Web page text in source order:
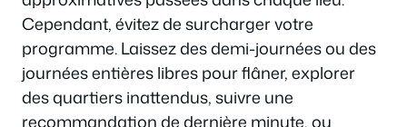
Cependant, évitez de surcharger votre
programme. Laissez des demi-journées ou des
journées entières libres pour flâner, explorer
des quartiers inattendus, suivre une
recommandation de dernière minute, ou